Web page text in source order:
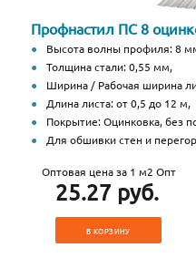
Профнастил ПС 8
Высота волны профиля: 8
Толщина стали: 0,55 мм,
Ширина / Рабочая ширина
Длина листа: от 0,5 до 12 м,
Покрытие: Оцинковка, без
Для обшивки стен и
Оптовая цена за 1 м2 Опт
25.27 руб.
В КОРЗИНУ